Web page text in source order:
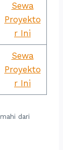
Sewa
Proyekto
r Ini
Sewa
Proyekto
r Ini
dari